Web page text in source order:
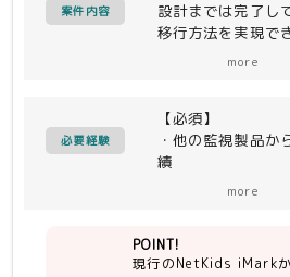
案件内容
設計までは完了し
移行方法を実現で
more
必要経験
【必須】
・他の監視製品
績
more
POINT!
現行のNetKids iMark